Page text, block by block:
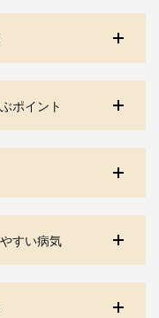
ポイント
すい病気